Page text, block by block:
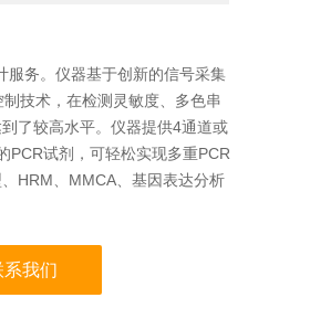
服务。仪器基于创新的信号采集
技术，在检测灵敏度、多色串
了较高水平。仪器提供4通道或
PCR试剂，可轻松实现多重PCR
HRM、MMCA、基因表达分析
系我们